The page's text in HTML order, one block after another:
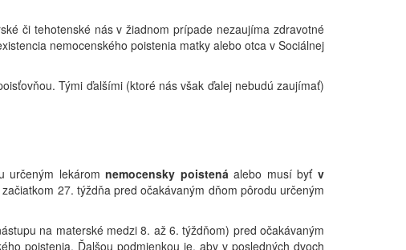
či tehotenské nás v žiadnom prípade nezaujíma zdravotné
nemocenského poistenia matky alebo otca v Sociálnej
Tými ďalšími (ktoré nás však ďalej nebudú zaujímať)
určeným lekáromnemocensky poistenáalebo musí byťv
27. týždňa pred očakávaným dňom pôrodu určeným
na materské medzi 8. až 6. týždňom) pred očakávaným
poistenia. Ďalšou podmienkou je, aby v posledných dvoch